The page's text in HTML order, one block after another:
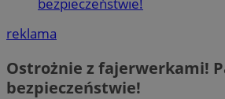
bezpieczeństwie!
reklama
Ostrożnie z fajerwerkami!
bezpieczeństwie!